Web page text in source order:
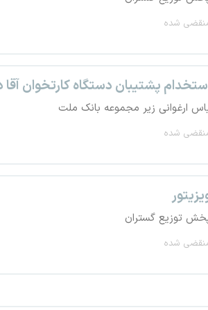
شده
پشتیبان دستگاه کارتخوان آقا
ارغوانی زیر مجموعه بانک ملت
شده
توزیع گستران
شده